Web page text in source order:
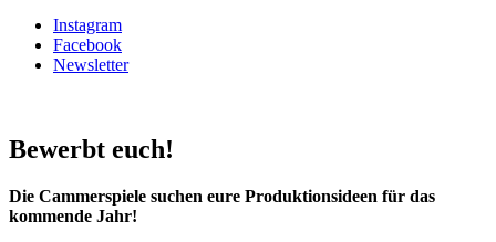
Instagram
Facebook
Newsletter
Bewerbt euch!
Die Cammerspiele suchen eure Produktionsideen für das
kommende Jahr!